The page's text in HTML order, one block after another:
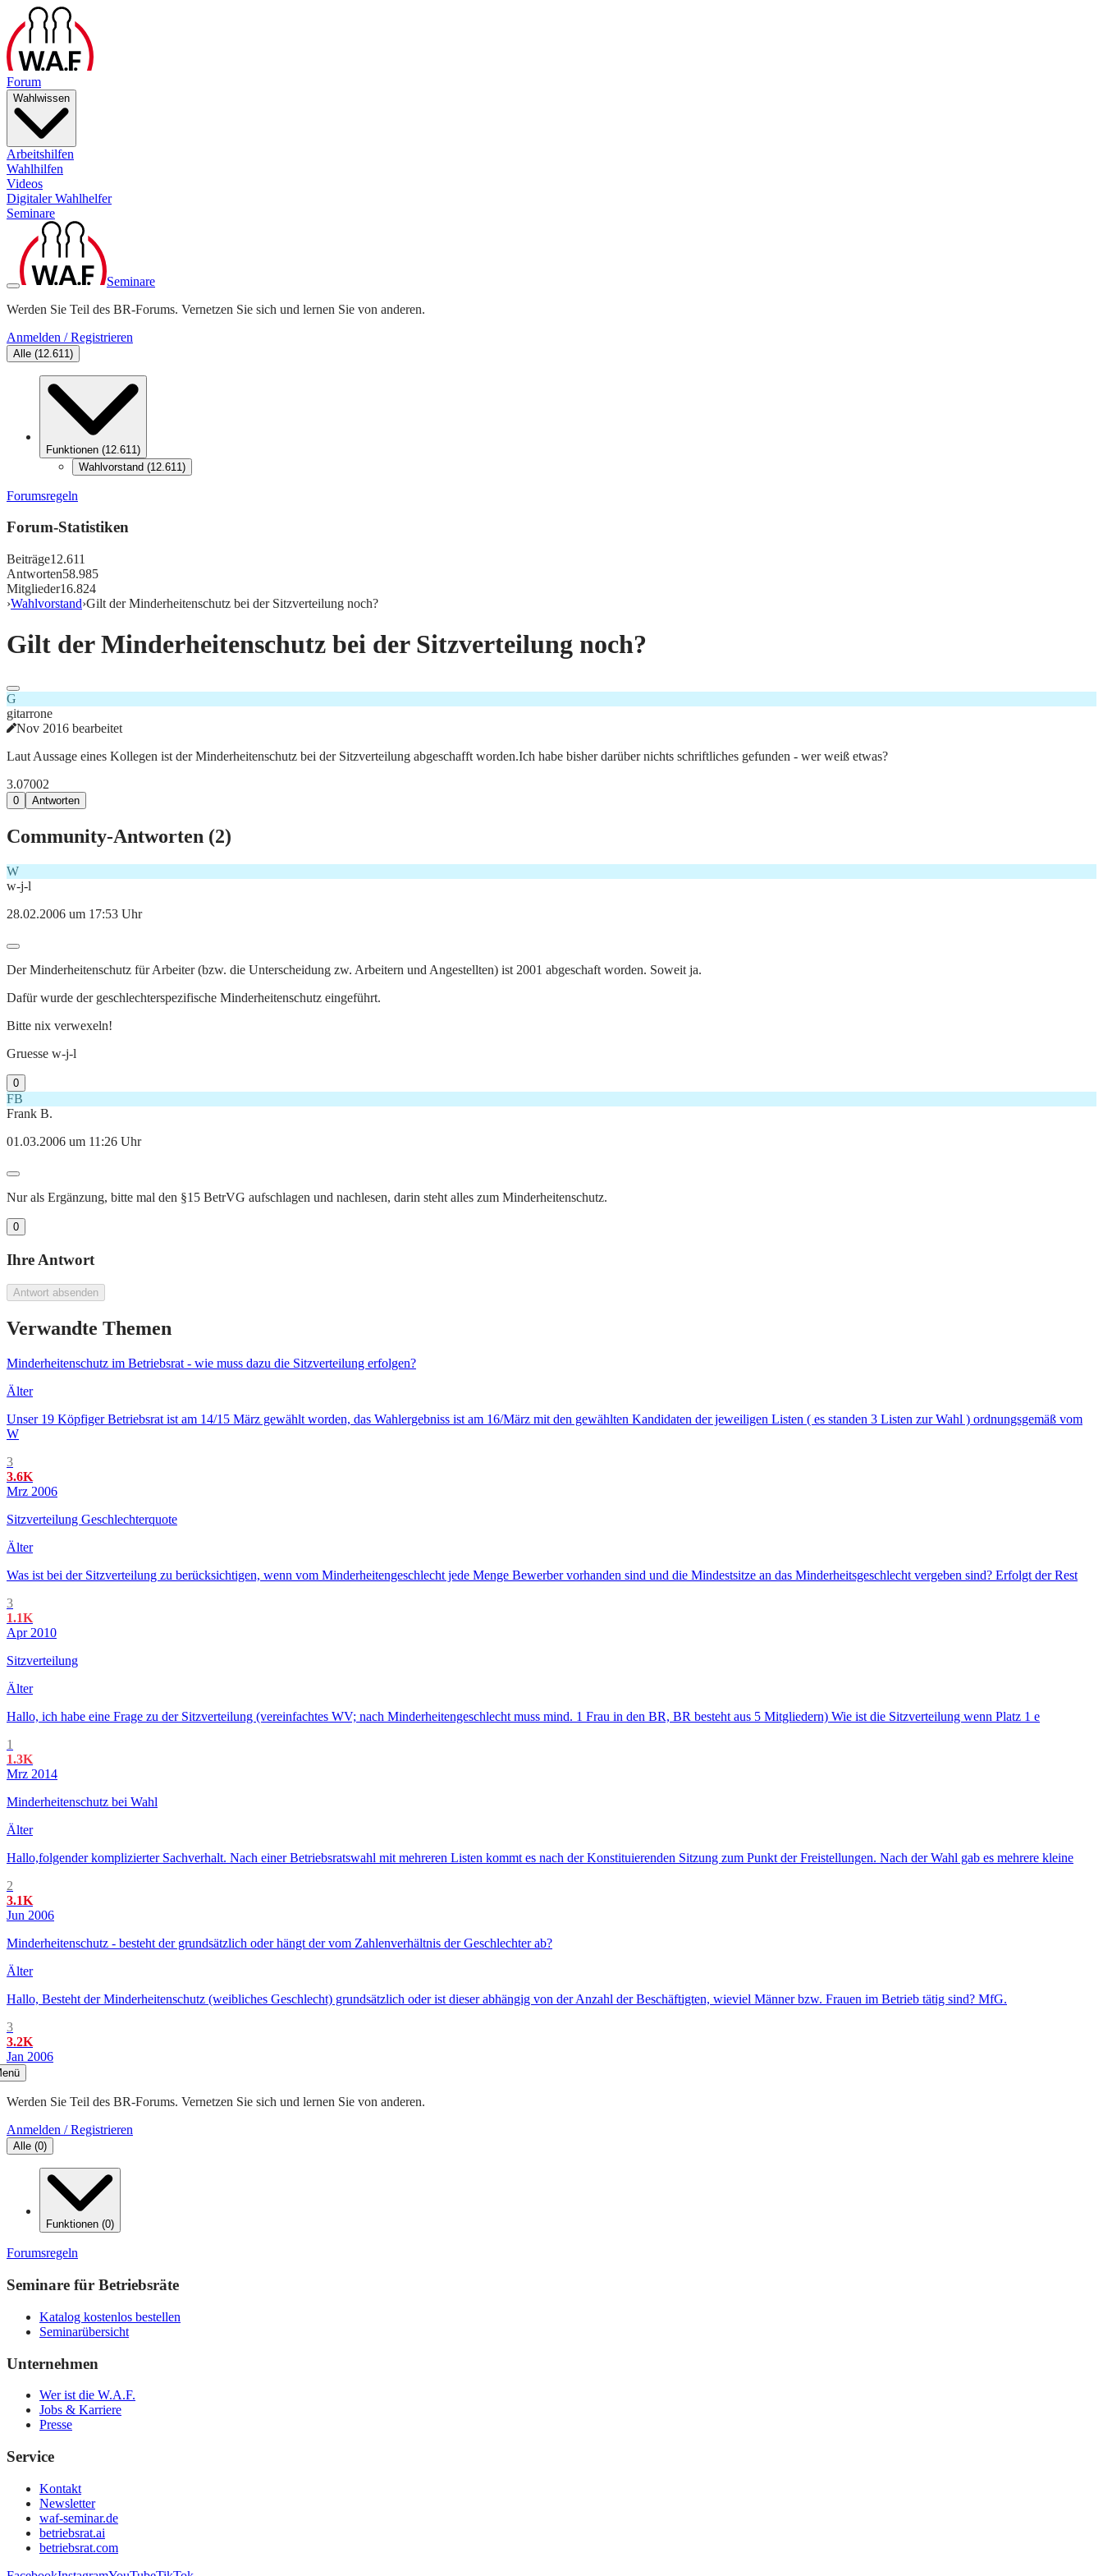
Forum
Wahlwissen
Arbeitshilfen
Wahlhilfen
Videos
Digitaler Wahlhelfer
Seminare
Seminare
Werden Sie Teil des BR-Forums. Vernetzen Sie sich und lernen Sie von anderen.
Anmelden / Registrieren
Alle (12.611)
Funktionen (12.611)
Wahlvorstand (12.611)
Forumsregeln
Forum-Statistiken
Beiträge12.611
Antworten58.985
Mitglieder16.824
›Wahlvorstand›Gilt der Minderheitenschutz bei der Sitzverteilung noch?
Gilt der Minderheitenschutz bei der Sitzverteilung noch?
G
gitarrone
Nov 2016 bearbeitet
Laut Aussage eines Kollegen ist der Minderheitenschutz bei der Sitzverteilung abgeschafft worden.Ich habe bisher darüber nichts schriftliches gefunden - wer weiß etwas?
3.07002
0 Antworten
Community-Antworten (2)
W
w-j-l
28.02.2006 um 17:53 Uhr
Der Minderheitenschutz für Arbeiter (bzw. die Unterscheidung zw. Arbeitern und Angestellten) ist 2001 abgeschaft worden. Soweit ja.
Dafür wurde der geschlechterspezifische Minderheitenschutz eingeführt.
Bitte nix verwexeln!
Gruesse w-j-l
0
FB
Frank B.
01.03.2006 um 11:26 Uhr
Nur als Ergänzung, bitte mal den §15 BetrVG aufschlagen und nachlesen, darin steht alles zum Minderheitenschutz.
0
Ihre Antwort
Antwort absenden
Verwandte Themen
Minderheitenschutz im Betriebsrat - wie muss dazu die Sitzverteilung erfolgen?
Älter
Unser 19 Köpfiger Betriebsrat ist am 14/15 März gewählt worden, das Wahlergebniss ist am 16/März mit den gewählten Kandidaten der jeweiligen Listen ( es standen 3 Listen zur Wahl ) ordnungsgemäß vom
W
3
3.6K
Mrz 2006
Sitzverteilung Geschlechterquote
Älter
Was ist bei der Sitzverteilung zu berücksichtigen, wenn vom Minderheitengeschlecht jede Menge Bewerber vorhanden sind und die Mindestsitze an das Minderheitsgeschlecht vergeben sind? Erfolgt der Rest
3
1.1K
Apr 2010
Sitzverteilung
Älter
Hallo, ich habe eine Frage zu der Sitzverteilung (vereinfachtes WV; nach Minderheitengeschlecht muss mind. 1 Frau in den BR, BR besteht aus 5 Mitgliedern) Wie ist die Sitzverteilung wenn Platz 1 e
1
1.3K
Mrz 2014
Minderheitenschutz bei Wahl
Älter
Hallo,folgender komplizierter Sachverhalt. Nach einer Betriebsratswahl mit mehreren Listen kommt es nach der Konstituierenden Sitzung zum Punkt der Freistellungen. Nach der Wahl gab es mehrere kleine
2
3.1K
Jun 2006
Minderheitenschutz - besteht der grundsätzlich oder hängt der vom Zahlenverhältnis der Geschlechter ab?
Älter
Hallo, Besteht der Minderheitenschutz (weibliches Geschlecht) grundsätzlich oder ist dieser abhängig von der Anzahl der Beschäftigten, wieviel Männer bzw. Frauen im Betrieb tätig sind? MfG.
3
3.2K
Jan 2006
Werden Sie Teil des BR-Forums. Vernetzen Sie sich und lernen Sie von anderen.
Anmelden / Registrieren
Alle (0)
Funktionen (0)
Forumsregeln
Seminare für Betriebsräte
Katalog kostenlos bestellen
Seminarübersicht
Unternehmen
Wer ist die W.A.F.
Jobs & Karriere
Presse
Service
Kontakt
Newsletter
waf-seminar.de
betriebsrat.ai
betriebsrat.com